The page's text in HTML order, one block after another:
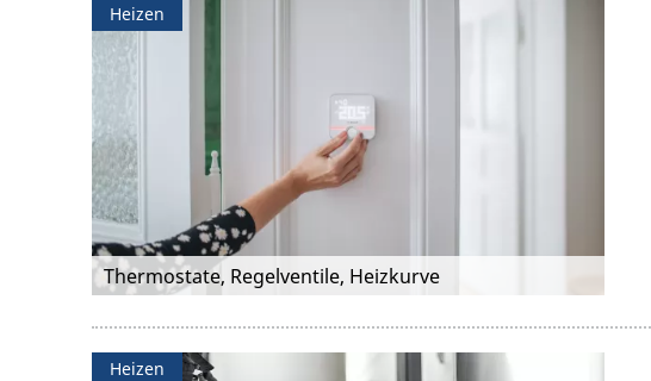
Heizen
Thermostate, Regelventile, Heizkurve
Heizen